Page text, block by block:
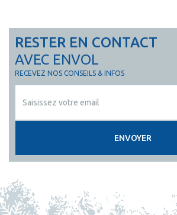
RESTER EN CONTACT
AVEC ENVOL
RECEVEZ NOS CONSEILS & INFOS
ENVOYER